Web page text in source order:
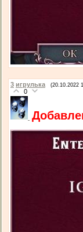
3 игрулька (20.10.2022
0